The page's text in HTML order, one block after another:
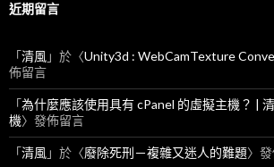
近期留言
「清風」於〈Unity3d : WebCamTexture
佈留言
「為什麼應該使用具有 cPanel 的虛擬主機？ |
機〉發佈留言
「清風」於〈廢除死刑－複雜又迷人的難題〉